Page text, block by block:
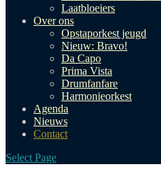
Laatbloeiers
Over ons
Opstaporkest jeugd
Nieuw: Bravo!
Da Capo
Prima Vista
Drumfanfare
Harmonieorkest
Agenda
Nieuws
Contact
Select Page